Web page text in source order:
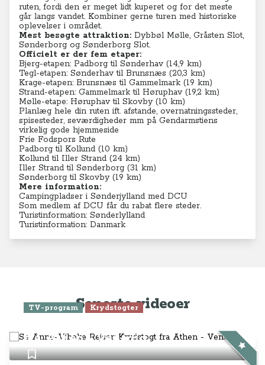
ruten, fordi den er meget lidt kuperet og for det meste
går langs vandet. Kombiner gerne turen med historiske
oplevelser i området.
Mest besøgte attraktion: Dybbøl Mølle, Gråsten Slot,
Sønderborg og Sønderborg Slot.
Officielt er der fem etaper:
Bjerg-etapen: Padborg til Sønderhav (14,9 km)
Tegl-etapen: Sønderhav til Brunsnæs (20,3 km)
Krage-etapen: Brunsnæs til Gammelmark (19 km)
Strand-etapen: Gammelmark til Høruphav (19,2 km)
Mølle-etape: Høruphav til Skovby (10 km)
Planlæg hele din ruten ift. afstande, overnatningssteder,
spisesteder, seværdigheder mm på Gendarmstiens
virkelig gode hjemmeside
Frie Fodspors Rute
Padborg til Kollund (10 km)
Kollund til Iller Strand (24 km)
Iller Strand til Sønderborg (31 km)
Sønderborg til Skovby (19 km)
Mere information:
Campingpladser i Sønderjylland med DCU
Som medlem af DCU får du rabat flere steder.
Turistinformation: Sønderlylland
Turistinformation: Danmark
Seneste videoer
TV-program Krydstogter
fra Athen - Venedig